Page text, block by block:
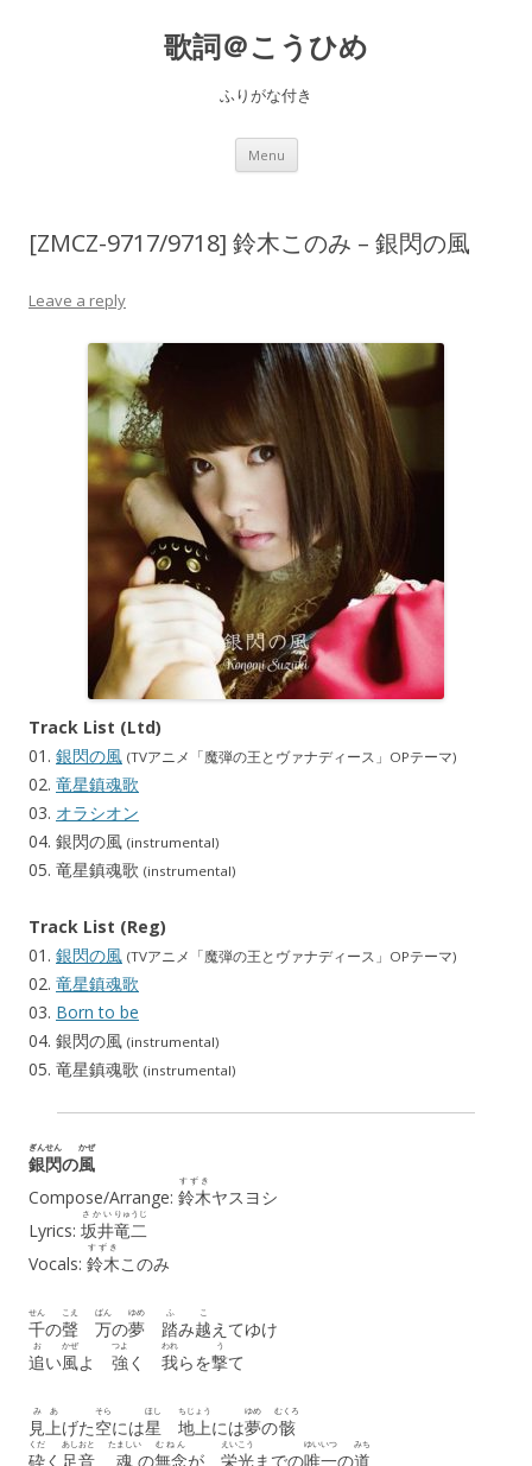
歌詞＠こうひめ
ふりがな付き
Menu Skip to content
[ZMCZ-9717/9718] 鈴木このみ – 銀閃の風
Leave a reply
Track List (Ltd)
01. 銀閃の風 (TVアニメ「魔弾の王とヴァナディース」OPテーマ)
02. 竜星鎮魂歌
03. オラシオン
04. 銀閃の風 (instrumental)
05. 竜星鎮魂歌 (instrumental)
Track List (Reg)
01. 銀閃の風 (TVアニメ「魔弾の王とヴァナディース」OPテーマ)
02. 竜星鎮魂歌
03. Born to be
04. 銀閃の風 (instrumental)
05. 竜星鎮魂歌 (instrumental)
銀閃
ぎんせん
の風
かぜ
Compose/Arrange: 鈴木
すずき
ヤスヨシ
Lyrics: 坂井
さかい
竜二
りゅうじ
Vocals: 鈴木
すずき
このみ
千
せん
の聲
こえ
万
ばん
の夢
ゆめ
踏
ふ
み越
こ
えてゆけ
追
お
い風
かぜ
よ 強
つよ
く 我
われ
らを撃
う
て
見
み
上
あ
げた空
そら
には星
ほし
地上
ちじょう
には夢
ゆめ
の骸
むくろ
砕
くだ
く 足音
あしおと
魂
たましい
の無念
むねん
が 栄光
えいこう
までの唯一
ゆいいつ
の道
みち